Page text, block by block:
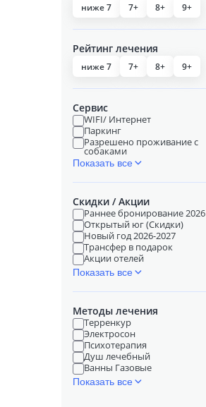
ниже 7 7+ 8+ 9+
Рейтинг лечения
ниже 7 7+ 8+ 9+
Сервис
WIFI/ Интернет
Паркинг
Разрешено проживание с
собаками
Показать все
Скидки / Акции
Раннее бронирование 2026
Открытый юг (Скидки)
Новый год 2026-2027
Трансфер в подарок
Акции отелей
Показать все
Методы лечения
Терренкур
Электросон
Психотерапия
Душ лечебный
Ванны Газовые
Показать все